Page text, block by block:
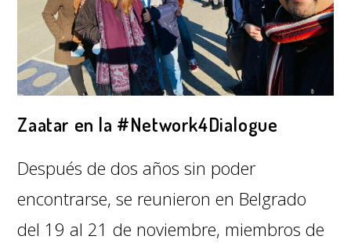
Zaatar en la #Network4Dialogue
Después de dos años sin poder
encontrarse, se reunieron en Belgrado
del 19 al 21 de noviembre, miembros de